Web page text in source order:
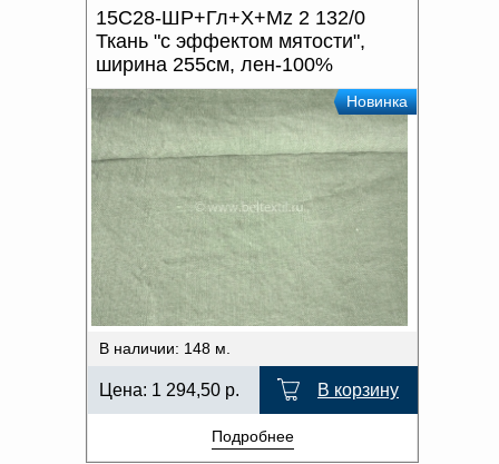
15С28-ШР+Гл+Х+Мz 2 132/0
Ткань "с эффектом мятости",
ширина 255см, лен-100%
Новинка
В наличии: 148 м.
Цена: 1 294,50 р. В корзину
Подробнее